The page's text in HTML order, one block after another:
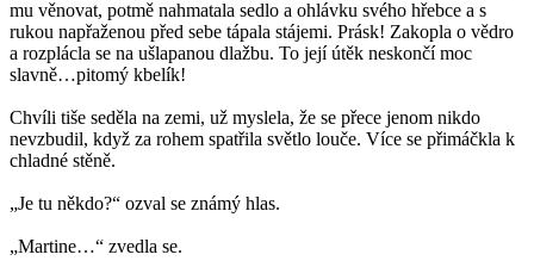
mu věnovat, potmě nahmatala sedlo a ohlávku svého hřebce a s
rukou napřaženou před sebe tápala stájemi. Prásk! Zakopla o vědro
a rozplácla se na ušlapanou dlažbu. To její útěk neskončí moc
slavně…pitomý kbelík!
Chvíli tiše seděla na zemi, už myslela, že se přece jenom nikdo
nevzbudil, když za rohem spatřila světlo louče. Více se přimáčkla k
chladné stěně.
„Je tu někdo?“ ozval se známý hlas.
„Martine…“ zvedla se.